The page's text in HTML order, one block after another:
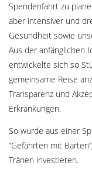
Spendenfahrt zu
aber intensiver und
Gesundheit sowie
Aus der anfänglichen
entwickelte sich so
gemeinsame Reise
Transparenz und
Erkrankungen.
So wurde aus einer
“Gefährten mit
Tränen investieren.